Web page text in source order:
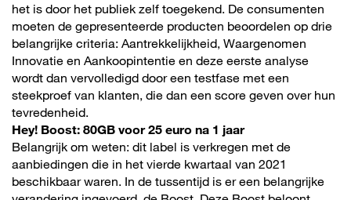
het is door het publiek zelf toegekend. De consumenten
moeten de gepresenteerde producten beoordelen op drie
belangrijke criteria: Aantrekkelijkheid, Waargenomen
Innovatie en Aankoopintentie en deze eerste analyse
wordt dan vervolledigd door een testfase met een
steekproef van klanten, die dan een score geven over hun
tevredenheid.
Hey! Boost: 80GB voor 25 euro na 1 jaar
Belangrijk om weten: dit label is verkregen met de
aanbiedingen die in het vierde kwartaal van 2021
beschikbaar waren. In de tussentijd is er een belangrijke